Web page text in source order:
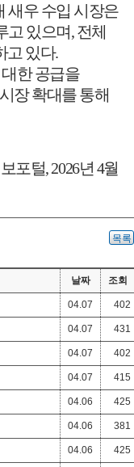
새우 수입 시장은
고 있으며,전체
고 있다.
한 공급을
장 확대를 통해
포털, 2026년 4월
목록
날짜 조회
04.07 402
04.07 431
04.07 402
04.07 415
04.06 425
04.06 381
04.06 425